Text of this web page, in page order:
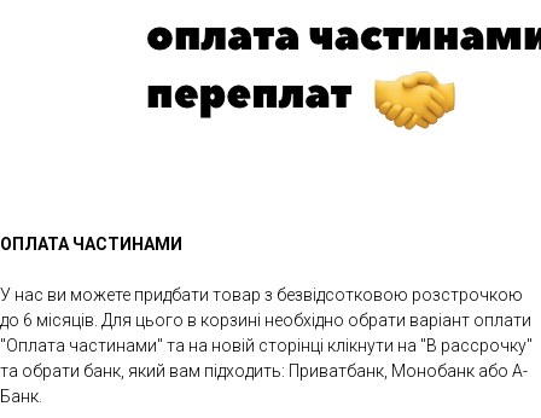
ОПЛАТА ЧАСТИНАМИ
У нас ви можете придбати товар з безвідсотковою розстрочкою
до 6 місяців. Для цього в корзині необхідно обрати варіант оплати
"Оплата частинами" та на новій сторінці клікнути на "В рассрочку"
та обрати банк, який вам підходить: Приватбанк, Монобанк або А-
Банк.